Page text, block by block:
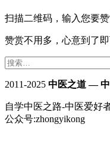
扫描二维码，输入您要
赞赏不用多，心意到了
2011-2025 中医之道 —
自学中医之路-中医爱好
公众号:zhongyikong